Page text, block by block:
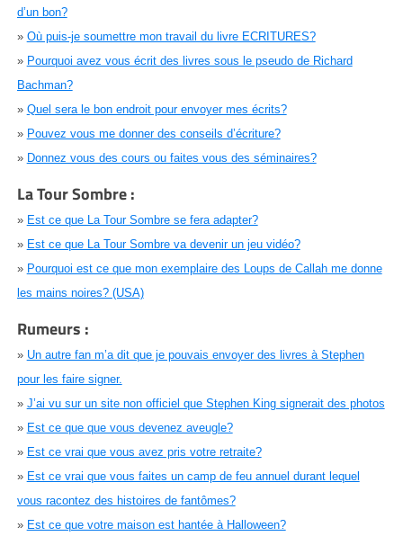
d’un bon?
» Où puis-je soumettre mon travail du livre ECRITURES?
» Pourquoi avez vous écrit des livres sous le pseudo de Richard
Bachman?
» Quel sera le bon endroit pour envoyer mes écrits?
» Pouvez vous me donner des conseils d’écriture?
» Donnez vous des cours ou faites vous des séminaires?
La Tour Sombre :
» Est ce que La Tour Sombre se fera adapter?
» Est ce que La Tour Sombre va devenir un jeu vidéo?
» Pourquoi est ce que mon exemplaire des Loups de Callah me donne
les mains noires? (USA)
Rumeurs :
» Un autre fan m’a dit que je pouvais envoyer des livres à Stephen
pour les faire signer.
» J’ai vu sur un site non officiel que Stephen King signerait des photos
» Est ce que que vous devenez aveugle?
» Est ce vrai que vous avez pris votre retraite?
» Est ce vrai que vous faites un camp de feu annuel durant lequel
vous racontez des histoires de fantômes?
» Est ce que votre maison est hantée à Halloween?